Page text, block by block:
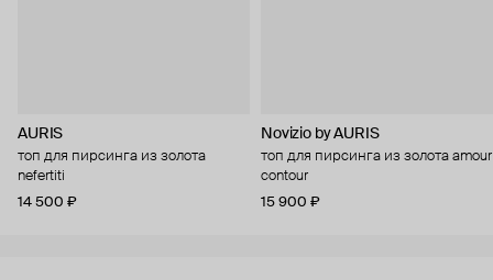
AURIS
топ для пирсинга из золота
nefertiti
14 500 ₽
Novizio by AURIS
топ для пирсинга из золота amour
contour
15 900 ₽